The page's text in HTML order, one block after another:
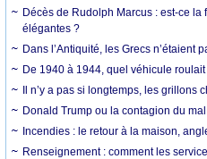
Décès de Rudolph Marcus : est-ce
élégantes ?
Dans l’Antiquité, les Grecs n’étaient
De 1940 à 1944, quel véhicule
Il n’y a pas si longtemps, les grillons
Donald Trump ou la contagion du
Incendies : le retour à la maison,
Renseignement : comment les